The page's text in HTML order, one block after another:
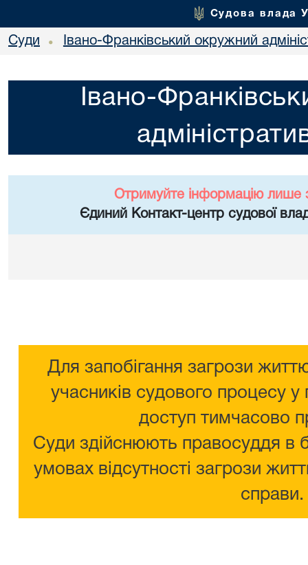
Судова влада
Суди • Івано-Франківський окружний
Івано-
Отримуйте інформацію лише
Єдиний Контакт-центр судової
Для запобігання загрози
учасників судового процесу у
доступ тимчасово
Суди здійснюють правосуддя в
умовах відсутності загрози
справи.